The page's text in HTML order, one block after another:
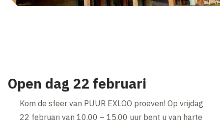
Wijzig cookie instellingen
Open dag 22 februari
Kom de sfeer van PUUR EXLOO proeven! Op vrijdag
22 februari van 10.00 – 15.00 uur bent u van harte